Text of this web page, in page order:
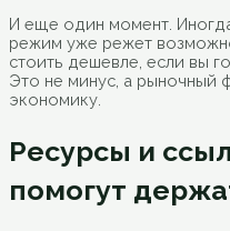
И еще один момент.
режим уже режет
стоить дешевле, если вы
Это не минус, а рыночный
экономику.
Ресурсы и
помогут